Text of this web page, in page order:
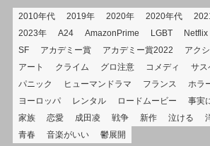
2010年代 2019年 2020年 2020年代
2023年
A24 AmazonPrime LGBT Netflix
SF
アカデミー賞 アカデミー賞2022 アク
アート
クライム グロ注意 コメディ サス
パニック
ヒューマンドラマ フランス ホラ
ヨーロッパ
レンタル ロードムービー 事実
家族
恋愛 成田凌 戦争 新作 泣ける
青春
音楽がいい 鬱展開